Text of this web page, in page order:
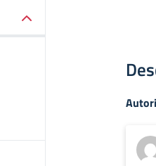
Autori